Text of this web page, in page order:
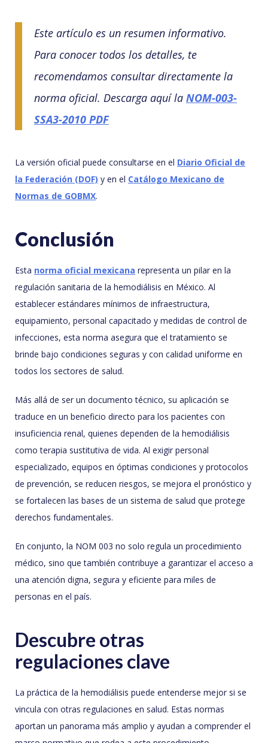
Este artículo es un resumen informativo.
Para conocer todos los detalles, te
recomendamos consultar directamente la
norma oficial. Descarga aquí la NOM-003-
SSA3-2010 PDF
La versión oficial puede consultarse en el Diario Oficial de
la Federación (DOF) y en el Catálogo Mexicano de
Normas de GOBMX.
Conclusión
Esta norma oficial mexicana representa un pilar en la
regulación sanitaria de la hemodiálisis en México. Al
establecer estándares mínimos de infraestructura,
equipamiento, personal capacitado y medidas de control de
infecciones, esta norma asegura que el tratamiento se
brinde bajo condiciones seguras y con calidad uniforme en
todos los sectores de salud.
Más allá de ser un documento técnico, su aplicación se
traduce en un beneficio directo para los pacientes con
insuficiencia renal, quienes dependen de la hemodiálisis
como terapia sustitutiva de vida. Al exigir personal
especializado, equipos en óptimas condiciones y protocolos
de prevención, se reducen riesgos, se mejora el pronóstico y
se fortalecen las bases de un sistema de salud que protege
derechos fundamentales.
En conjunto, la NOM 003 no solo regula un procedimiento
médico, sino que también contribuye a garantizar el acceso a
una atención digna, segura y eficiente para miles de
personas en el país.
Descubre otras
regulaciones clave
La práctica de la hemodiálisis puede entenderse mejor si se
vincula con otras regulaciones en salud. Estas normas
aportan un panorama más amplio y ayudan a comprender el